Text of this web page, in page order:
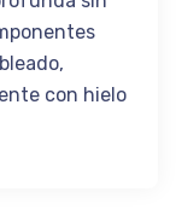
con hielo